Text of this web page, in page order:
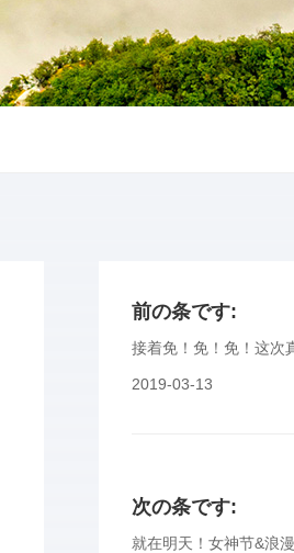
前の条です:
接着免！免！免！这次
2019-03-13
次の条です:
就在明天！女神节&浪